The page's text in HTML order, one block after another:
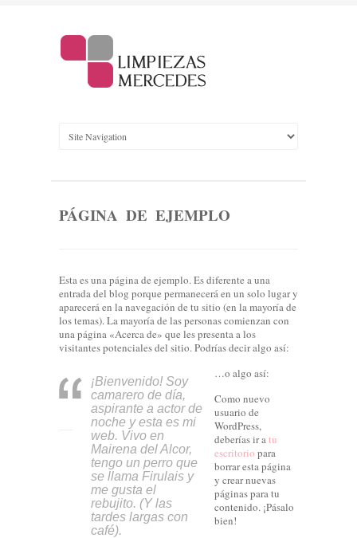
PÁGINA DE EJEMPLO
Esta es una página de ejemplo. Es diferente a una
entrada del blog porque permanecerá en un solo lugar y
aparecerá en la navegación de tu sitio (en la mayoría de
los temas). La mayoría de las personas comienzan con
una página «Acerca de» que les presenta a los
visitantes potenciales del sitio. Podrías decir algo así:
¡Bienvenido! Soy
camarero de día,
aspirante a actor de
noche y esta es mi
web. Vivo en
Mairena del Alcor,
tengo un perro que
se llama Firulais y
me gusta el
rebujito. (Y las
tardes largas con
café).
…o algo así:
Como nuevo
usuario de
WordPress,
deberías ir atu
escritorio para
borrar esta página
y crear nuevas
páginas para tu
contenido. ¡Pásalo
bien!